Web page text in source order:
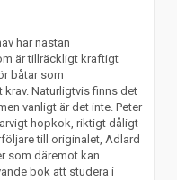
har nästan
är tillräckligt kraftigt
båtar som
Naturligtvis finns det
vanligt är det inte. Peter
hopkok, riktigt dåligt
till originalet, Adlard
som däremot kan
bok att studera i